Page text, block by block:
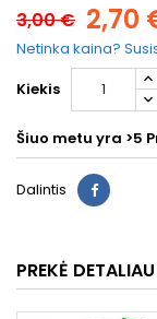
3,00 € 2,70
Netinka kaina?
Kiekis
Šiuo metu yra >5
Dalintis
PREKĖ DETALIAU